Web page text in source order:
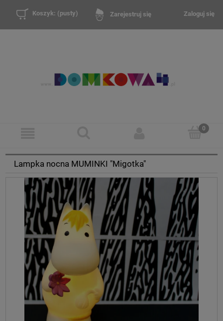
Zarejestruj się Zaloguj się
Koszyk: (pusty)
Lampka nocna MUMINKI "Migotka"